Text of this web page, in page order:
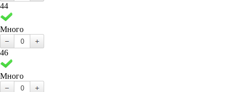
44
Много
46
Много